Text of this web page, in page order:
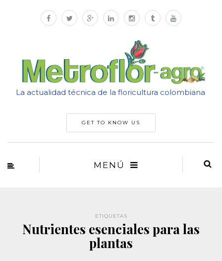
La actualidad técnica de la floricultura colombiana
GET TO KNOW US
MENÚ
ETIQUETAS
Nutrientes esenciales para las
plantas